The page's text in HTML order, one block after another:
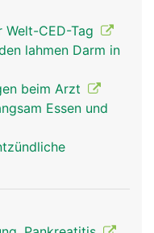
Sekret der
macht
die Verdauung
(Kohlenhydrate)
Nahrung weiter
helfen die
und die
werden
ins Blut
die Pfortader in
im
weiter verarbeitet
Welt-CED-Tag
lahmen Darm in
beim Arzt
Essen und